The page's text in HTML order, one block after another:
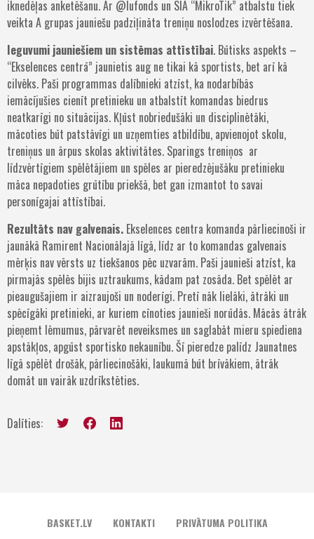
iknedēļas anketēšanu. Ar @lufonds un SIA “MikroTik” atbalstu tiek
veikta A grupas jauniešu padziļināta treniņu noslodzes izvērtēšana.
Ieguvumi jauniešiem un sistēmas attīstībai. Būtisks aspekts –
“Ekselences centrā” jaunietis aug ne tikai kā sportists, bet arī kā
cilvēks. Paši programmas dalībnieki atzīst, ka nodarbībās
iemācījušies cienīt pretinieku un atbalstīt komandas biedrus
neatkarīgi no situācijas. Kļūst nobriedušāki un disciplinētāki,
mācoties būt patstāvīgi un uzņemties atbildību, apvienojot skolu,
treniņus un ārpus skolas aktivitātes. Sparings treniņos ar
līdzvērtīgiem spēlētājiem un spēles ar pieredzējušāku pretinieku
māca nepadoties grūtību priekšā, bet gan izmantot to savai
personīgajai attīstībai.
Rezultāts nav galvenais. Ekselences centra komanda pārliecinoši ir
jaunākā Ramirent Nacionālajā līgā, līdz ar to komandas galvenais
mērķis nav vērsts uz tiekšanos pēc uzvarām. Paši jaunieši atzīst, ka
pirmajās spēlēs bijis uztraukums, kādam pat zosāda. Bet spēlēt ar
pieaugušajiem ir aizraujoši un noderīgi. Pretī nāk lielāki, ātrāki un
spēcīgāki pretinieki, ar kuriem cīnoties jaunieši norūdās. Mācās ātrāk
pieņemt lēmumus, pārvarēt neveiksmes un saglabāt mieru spiediena
apstākļos, apgūst sportisko nekaunību. Šī pieredze palīdz Jaunatnes
līgā spēlēt drošāk, pārliecinošāki, laukumā būt brīvākiem, ātrāk
domāt un vairāk uzdrīkstēties.
Dalīties:
BASKET.LV KONTAKTI PRIVĀTUMA POLITIKA